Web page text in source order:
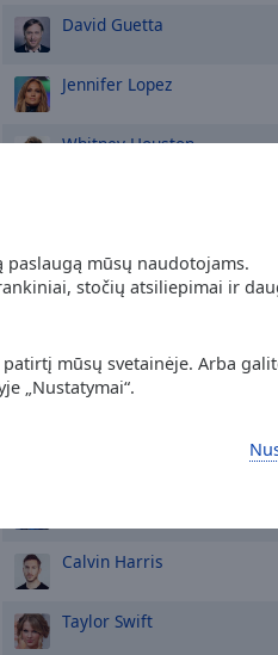
mūsų naudotojams.
stočių atsiliepimai ir
mūsų svetainėje. Arba
„Nustatymai“.
David Guetta
Jennifer Lopez
Whitney Houston
Dua Lipa
Rihanna
Calvin Harris
Taylor Swift